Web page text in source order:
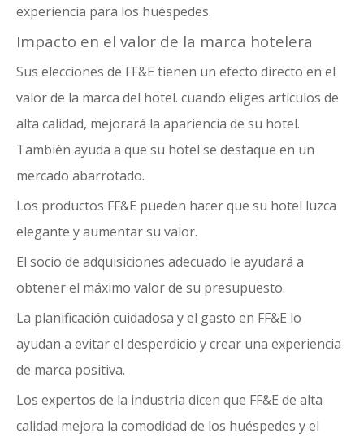
experiencia para los huéspedes.
Impacto en el valor de la marca hotelera
Sus elecciones de FF&E tienen un efecto directo en el
valor de la marca del hotel. cuando eliges artículos de
alta calidad, mejorará la apariencia de su hotel.
También ayuda a que su hotel se destaque en un
mercado abarrotado.
Los productos FF&E pueden hacer que su hotel luzca
elegante y aumentar su valor.
El socio de adquisiciones adecuado le ayudará a
obtener el máximo valor de su presupuesto.
La planificación cuidadosa y el gasto en FF&E lo
ayudan a evitar el desperdicio y crear una experiencia
de marca positiva.
Los expertos de la industria dicen que FF&E de alta
calidad mejora la comodidad de los huéspedes y el